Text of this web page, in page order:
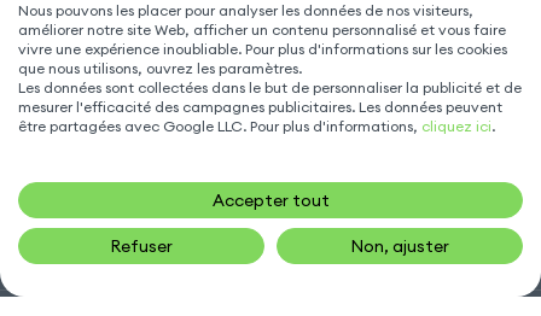
SUIVEZ NOUS
Nous pouvons les placer pour analyser les données de nos visiteurs,
améliorer notre site Web, afficher un contenu personnalisé et vous faire
vivre une expérience inoubliable. Pour plus d'informations sur les cookies
que nous utilisons, ouvrez les paramètres.
Les données sont collectées dans le but de personnaliser la publicité et de
mesurer l'efficacité des campagnes publicitaires. Les données peuvent
être partagées avec Google LLC. Pour plus d'informations, cliquez ici.
Accepter tout
Refuser Non, ajuster